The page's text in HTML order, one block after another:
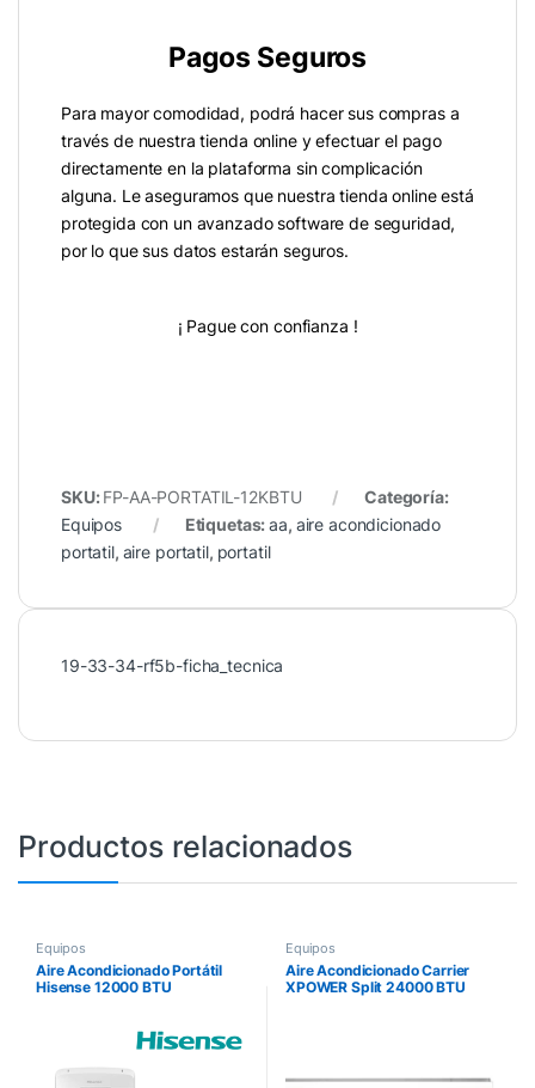
Pagos Seguros
Para mayor comodidad, podrá hacer sus compras a
través de nuestra tienda online y efectuar el pago
directamente en la plataforma sin complicación
alguna. Le aseguramos que nuestra tienda online está
protegida con un avanzado software de seguridad,
por lo que sus datos estarán seguros.
¡ Pague con confianza !
SKU:FP-AA-PORTATIL-12KBTU
Categoría:
Equipos
Etiquetas:aa, aire acondicionado
portatil, aire portatil, portatil
19-33-34-rf5b-ficha_tecnica
Productos relacionados
Equipos
Aire Acondicionado Portátil
Hisense 12000 BTU
Equipos
Aire Acondicionado Carrier
XPOWER Split 24000 BTU